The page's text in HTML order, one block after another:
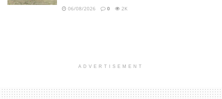
06/08/2026 0 2K
ADVERTISEMENT